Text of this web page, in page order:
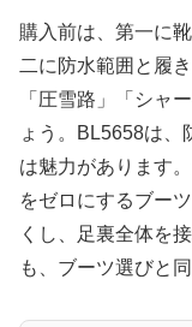
購入前は、第一に
二に防水範囲と履
「圧雪路」「シャ
ょう。BL5658は、
は魅力があります
をゼロにするブー
くし、足裏全体を
も、ブーツ選びと